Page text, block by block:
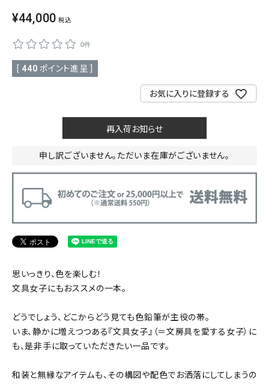
20,000-30,000円
tune絞り込んで検索
新作・キャンペーン
SALE
帯結び動画
SHOPPING GUIDE
INFORMATION
¥44,000 税込
0件
440 ポイント進呈 ]
お気に入りに登録する
再入荷お知らせ
申し訳ございません。ただいま在庫がございません。
思いっきり、色を楽しむ！
文具女子にもおススメの一本。
どうでしょう、どこからどう見ても色鉛筆が主役の帯。
いま、静かに増えつつある『文具女子』（＝文房具を愛する女子）に
も、是非手に取っていただきたい一品です。
和装と無縁なアイテムも、その構図や配色でお洒落にしてしまうの